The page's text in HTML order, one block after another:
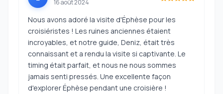
16 août 2024
Nous avons adoré la visite d'Éphèse pour les
croisiéristes ! Les ruines anciennes étaient
incroyables, et notre guide, Deniz, était très
connaissant et a rendu la visite si captivante. Le
timing était parfait, et nous ne nous sommes
jamais senti pressés. Une excellente façon
d'explorer Éphèse pendant une croisière !